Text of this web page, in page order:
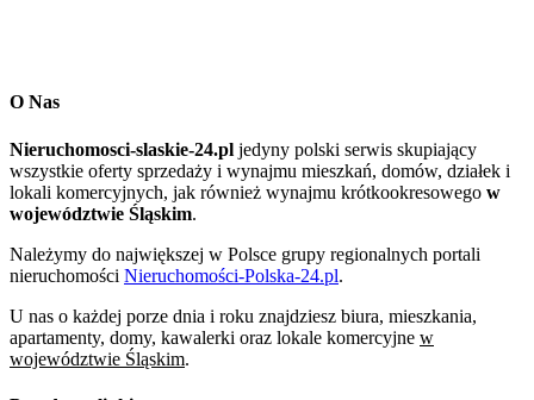
O Nas
Nieruchomosci-slaskie-24.pl jedyny polski serwis skupiający
wszystkie oferty sprzedaży i wynajmu mieszkań, domów, działek i
lokali komercyjnych, jak również wynajmu krótkookresowego w
województwie Śląskim.
Należymy do największej w Polsce grupy regionalnych portali
nieruchomości Nieruchomości-Polska-24.pl.
U nas o każdej porze dnia i roku znajdziesz biura, mieszkania,
apartamenty, domy, kawalerki oraz lokale komercyjne w
województwie Śląskim.